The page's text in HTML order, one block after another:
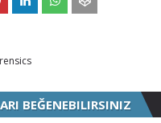
BEĞENEBILIRSINIZ